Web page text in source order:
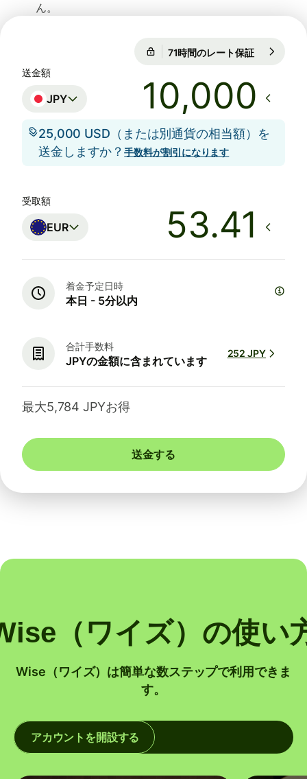
ん。
1 EUR = 182.515 JPY
送金額
JPY
25,000 USD（または別通貨の相当額）を
送金しますか？手数料が割引になります
受取額
EUR
着金予定日時
本日 - 5分以内
合計手数料
JPYの金額に含まれています
252 JPY
最大5,784 JPYお得
送金する
（ワイズ）の使い
Wise（ワイズ）は簡単な数ステップで利用できま
す。
アカウントを開設する